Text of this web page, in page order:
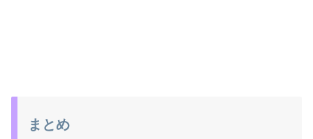
まとめ